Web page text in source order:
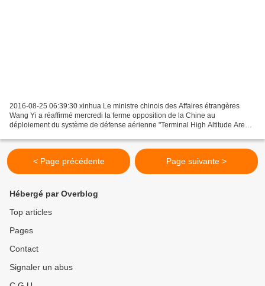
2016-08-25 06:39:30 xinhua Le ministre chinois des Affaires étrangères
Wang Yi a réaffirmé mercredi la ferme opposition de la Chine au
déploiement du système de défense aérienne "Terminal High Altitude Area
< Page précédente Page suivante >
Hébergé par Overblog
Top articles
Pages
Contact
Signaler un abus